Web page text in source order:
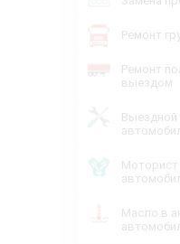
Ремонт
Ремонт
выездом
Выездной
Моторист
Масло в